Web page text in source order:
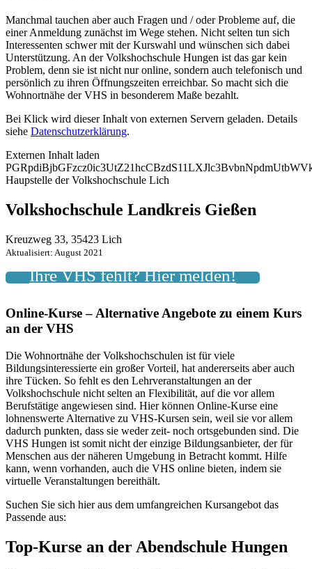
Manchmal tauchen aber auch Fragen und / oder Probleme auf, die
einer Anmeldung zunächst im Wege stehen. Nicht selten tun sich
Interessenten schwer mit der Kurswahl und wünschen sich dabei
Unterstützung. An der Volkshochschule Hungen ist das gar kein
Problem, denn sie ist nicht nur online, sondern auch telefonisch und
persönlich zu ihren Öffnungszeiten erreichbar. So macht sich die
Wohnortnähe der VHS in besonderem Maße bezahlt.
Bei Klick wird dieser Inhalt von externen Servern geladen. Details
siehe Datenschutzerklärung.
Externen Inhalt laden
Haupstelle der Volkshochschule Lich
Volkshochschule Landkreis Gießen
Kreuzweg 33, 35423 Lich
Aktualisiert: August 2021
Ihre VHS fehlt? Hier melden!
Online-Kurse – Alternative Angebote zu einem Kurs
an der VHS
Die Wohnortnähe der Volkshochschulen ist für viele
Bildungsinteressierte ein großer Vorteil, hat andererseits aber auch
ihre Tücken. So fehlt es den Lehrveranstaltungen an der
Volkshochschule nicht selten an Flexibilität, auf die vor allem
Berufstätige angewiesen sind. Hier können Online-Kurse eine
lohnenswerte Alternative zu VHS-Kursen sein, weil sie vor allem
dadurch punkten, dass sie weder zeit- noch ortsgebunden sind. Die
VHS Hungen ist somit nicht der einzige Bildungsanbieter, der für
Menschen aus der näheren Umgebung in Betracht kommt. Hilfe
kann, wenn vorhanden, auch die VHS online bieten, indem sie
virtuelle Veranstaltungen bereithält.
Suchen Sie sich hier aus dem umfangreichen Kursangebot das
Passende aus:
Top-Kurse an der Abendschule Hungen